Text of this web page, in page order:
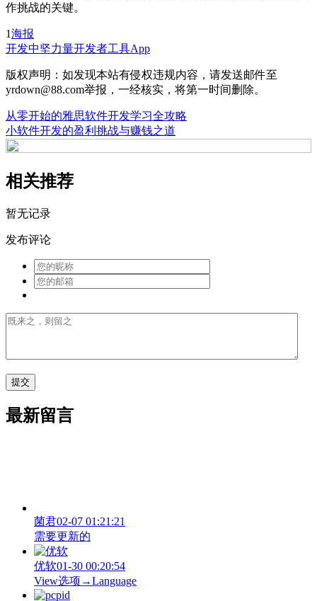
作挑战的关键。
1海报
开发中坚力量开发者工具App
版权声明：如发现本站有侵权违规内容，请发送邮件至
yrdown@88.com举报，一经核实，将第一时间删除。
从零开始的雅思软件开发学习全攻略
小软件开发的盈利挑战与赚钱之道
相关推荐
暂无记录
发布评论
最新留言
菌君02-07 01:21:21
需要更新的
优软01-30 00:20:54
View‌选项→Language